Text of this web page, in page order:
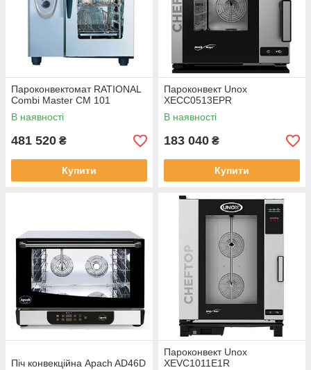
Пароконвектомат RATIONAL
Combi Master СМ 101
В наявності
481 520 ₴
Купити
Пароконвект Unox
XECC0513EPR
В наявності
183 040 ₴
Купити
Піч конвекційна Apach AD46D
Пароконвект Unox
XEVC1011E1R